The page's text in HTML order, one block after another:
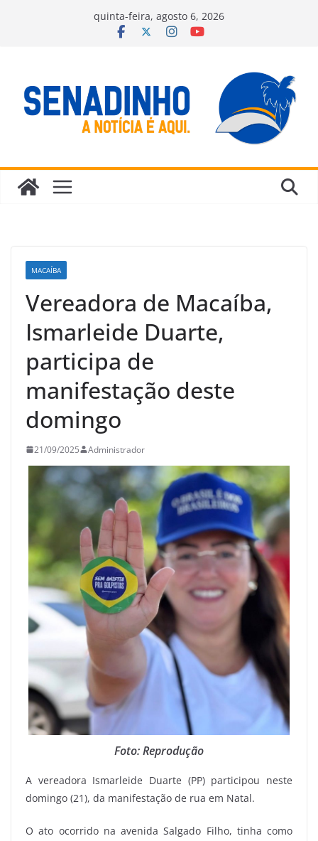
quinta-feira, agosto 6, 2026
MACAÍBA
Vereadora de Macaíba,
Ismarleide Duarte,
participa de
manifestação deste
domingo
21/09/2025 Administrador
Foto: Reprodução
A vereadora Ismarleide Duarte (PP) participou neste
domingo (21), da manifestação de rua em Natal.
O ato ocorrido na avenida Salgado Filho, tinha como